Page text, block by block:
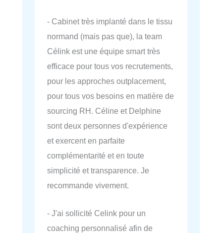
- Cabinet très implanté dans le tissu
normand (mais pas que), la team
Célink est une équipe smart très
efficace pour tous vos recrutements,
pour les approches outplacement,
pour tous vos besoins en matière de
sourcing RH. Céline et Delphine
sont deux personnes d'expérience
et exercent en parfaite
complémentarité et en toute
simplicité et transparence. Je
recommande vivement.
- J'ai sollicité Celink pour un
coaching personnalisé afin de